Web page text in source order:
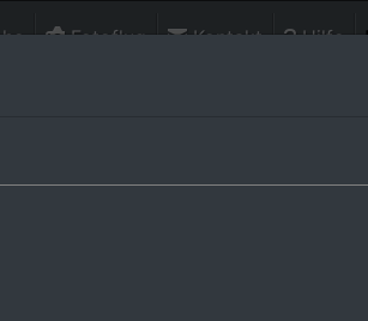
Fotoflug Kontakt Hilfe